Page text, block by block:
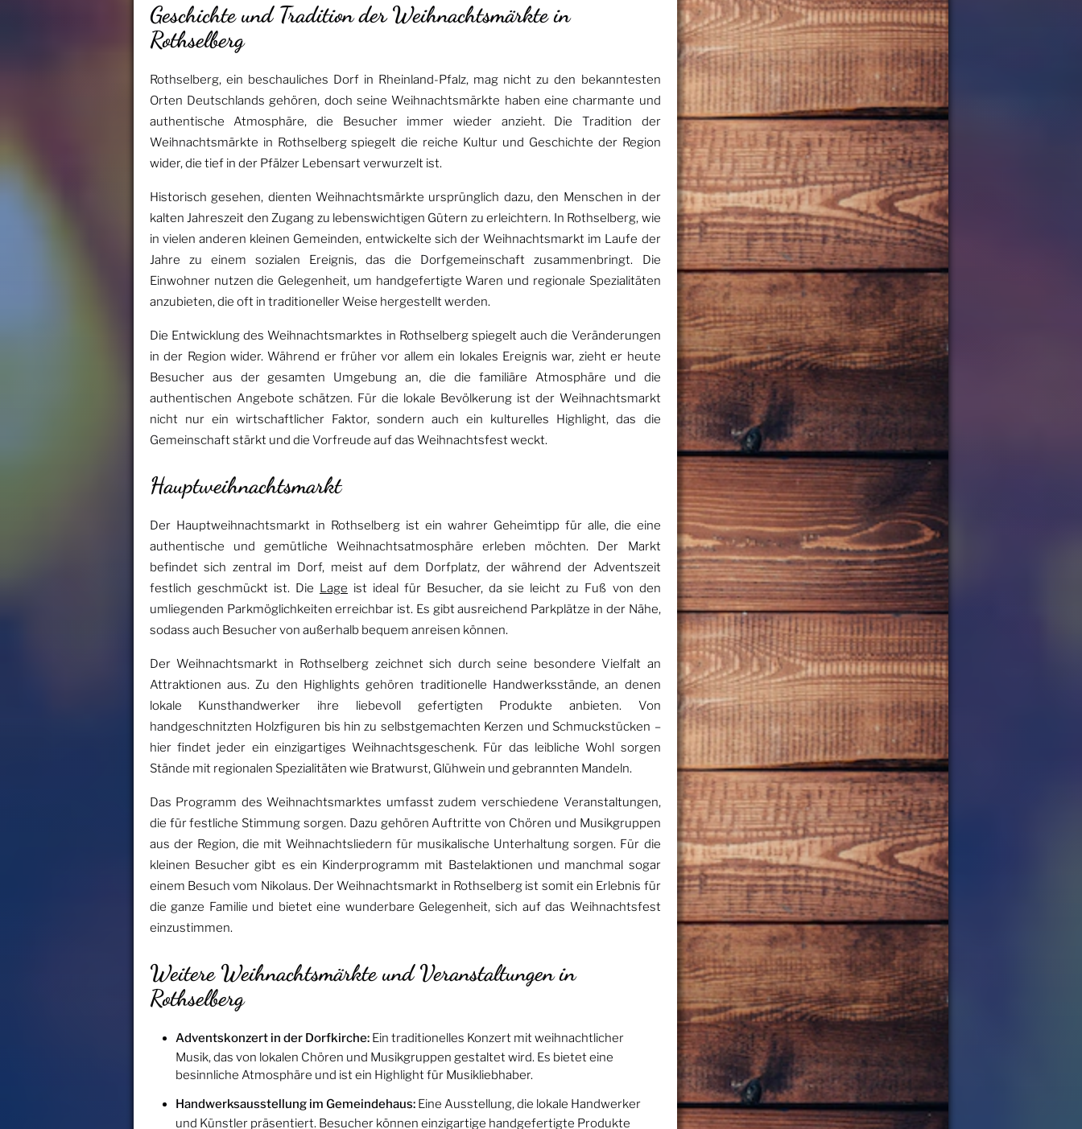
Geschichte und Tradition der Weihnachtsmärkte in
Rothselberg
Rothselberg, ein beschauliches Dorf in Rheinland-Pfalz, mag nicht zu den bekanntesten
Orten Deutschlands gehören, doch seine Weihnachtsmärkte haben eine charmante und
authentische Atmosphäre, die Besucher immer wieder anzieht. Die Tradition der
Weihnachtsmärkte in Rothselberg spiegelt die reiche Kultur und Geschichte der Region
wider, die tief in der Pfälzer Lebensart verwurzelt ist.
Historisch gesehen, dienten Weihnachtsmärkte ursprünglich dazu, den Menschen in der
kalten Jahreszeit den Zugang zu lebenswichtigen Gütern zu erleichtern. In Rothselberg, wie
in vielen anderen kleinen Gemeinden, entwickelte sich der Weihnachtsmarkt im Laufe der
Jahre zu einem sozialen Ereignis, das die Dorfgemeinschaft zusammenbringt. Die
Einwohner nutzen die Gelegenheit, um handgefertigte Waren und regionale Spezialitäten
anzubieten, die oft in traditioneller Weise hergestellt werden.
Die Entwicklung des Weihnachtsmarktes in Rothselberg spiegelt auch die Veränderungen
in der Region wider. Während er früher vor allem ein lokales Ereignis war, zieht er heute
Besucher aus der gesamten Umgebung an, die die familiäre Atmosphäre und die
authentischen Angebote schätzen. Für die lokale Bevölkerung ist der Weihnachtsmarkt
nicht nur ein wirtschaftlicher Faktor, sondern auch ein kulturelles Highlight, das die
Gemeinschaft stärkt und die Vorfreude auf das Weihnachtsfest weckt.
Hauptweihnachtsmarkt
Der Hauptweihnachtsmarkt in Rothselberg ist ein wahrer Geheimtipp für alle, die eine
authentische und gemütliche Weihnachtsatmosphäre erleben möchten. Der Markt
befindet sich zentral im Dorf, meist auf dem Dorfplatz, der während der Adventszeit
festlich geschmückt ist. Die Lage ist ideal für Besucher, da sie leicht zu Fuß von den
umliegenden Parkmöglichkeiten erreichbar ist. Es gibt ausreichend Parkplätze in der Nähe,
sodass auch Besucher von außerhalb bequem anreisen können.
Der Weihnachtsmarkt in Rothselberg zeichnet sich durch seine besondere Vielfalt an
Attraktionen aus. Zu den Highlights gehören traditionelle Handwerksstände, an denen
lokale Kunsthandwerker ihre liebevoll gefertigten Produkte anbieten. Von
handgeschnitzten Holzfiguren bis hin zu selbstgemachten Kerzen und Schmuckstücken –
hier findet jeder ein einzigartiges Weihnachtsgeschenk. Für das leibliche Wohl sorgen
Stände mit regionalen Spezialitäten wie Bratwurst, Glühwein und gebrannten Mandeln.
Das Programm des Weihnachtsmarktes umfasst zudem verschiedene Veranstaltungen,
die für festliche Stimmung sorgen. Dazu gehören Auftritte von Chören und Musikgruppen
aus der Region, die mit Weihnachtsliedern für musikalische Unterhaltung sorgen. Für die
kleinen Besucher gibt es ein Kinderprogramm mit Bastelaktionen und manchmal sogar
einem Besuch vom Nikolaus. Der Weihnachtsmarkt in Rothselberg ist somit ein Erlebnis für
die ganze Familie und bietet eine wunderbare Gelegenheit, sich auf das Weihnachtsfest
einzustimmen.
Weitere Weihnachtsmärkte und Veranstaltungen in
Rothselberg
Adventskonzert in der Dorfkirche:Ein traditionelles Konzert mit weihnachtlicher
Musik, das von lokalen Chören und Musikgruppen gestaltet wird. Es bietet eine
besinnliche Atmosphäre und ist ein Highlight für Musikliebhaber.
Handwerksausstellung im Gemeindehaus:Eine Ausstellung, die lokale Handwerker
und Künstler präsentiert. Besucher können einzigartige handgefertigte Produkte